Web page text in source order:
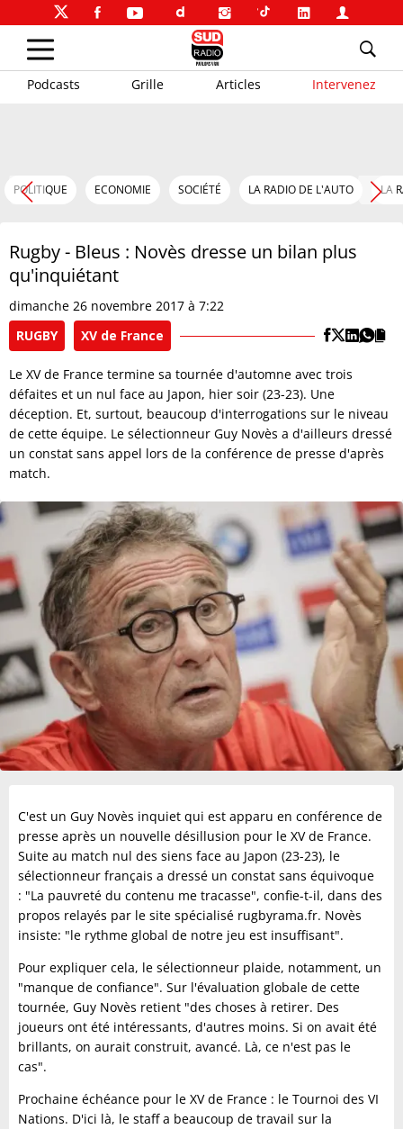
Podcasts Grille Articles Intervenez
POLITIQUE ECONOMIE SOCIÉTÉ LA RADIO DE L'AUTO LA
Rugby - Bleus : Novès dresse un bilan plus
qu'inquiétant
dimanche 26 novembre 2017 à 7:22
RUGBY
XV de France
Le XV de France termine sa tournée d'automne avec trois
défaites et un nul face au Japon, hier soir (23-23). Une
déception. Et, surtout, beaucoup d'interrogations sur le niveau
de cette équipe. Le sélectionneur Guy Novès a d'ailleurs dressé
un constat sans appel lors de la conférence de presse d'après
match.
C'est un Guy Novès inquiet qui est apparu en conférence de
presse après un nouvelle désillusion pour le XV de France.
Suite au match nul des siens face au Japon (23-23), le
sélectionneur français a dressé un constat sans équivoque
: "La pauvreté du contenu me tracasse", confie-t-il, dans des
propos relayés par le site spécialisé rugbyrama.fr. Novès
insiste: "le rythme global de notre jeu est insuffisant".
Pour expliquer cela, le sélectionneur plaide, notamment, un
"manque de confiance". Sur l'évaluation globale de cette
tournée, Guy Novès retient "des choses à retirer. Des
joueurs ont été intéressants, d'autres moins. Si on avait été
brillants, on aurait construit, avancé. Là, ce n'est pas le
cas".
Prochaine échéance pour le XV de France : le Tournoi des VI
Nations. D'ici là, le staff a beaucoup de travail sur la